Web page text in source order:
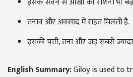
तनाव और अवसाद में राहत मिलती है.
इसकी पत्ती, तना और जड़ सबसे ज्यादा
English Summary:Giloy is used to